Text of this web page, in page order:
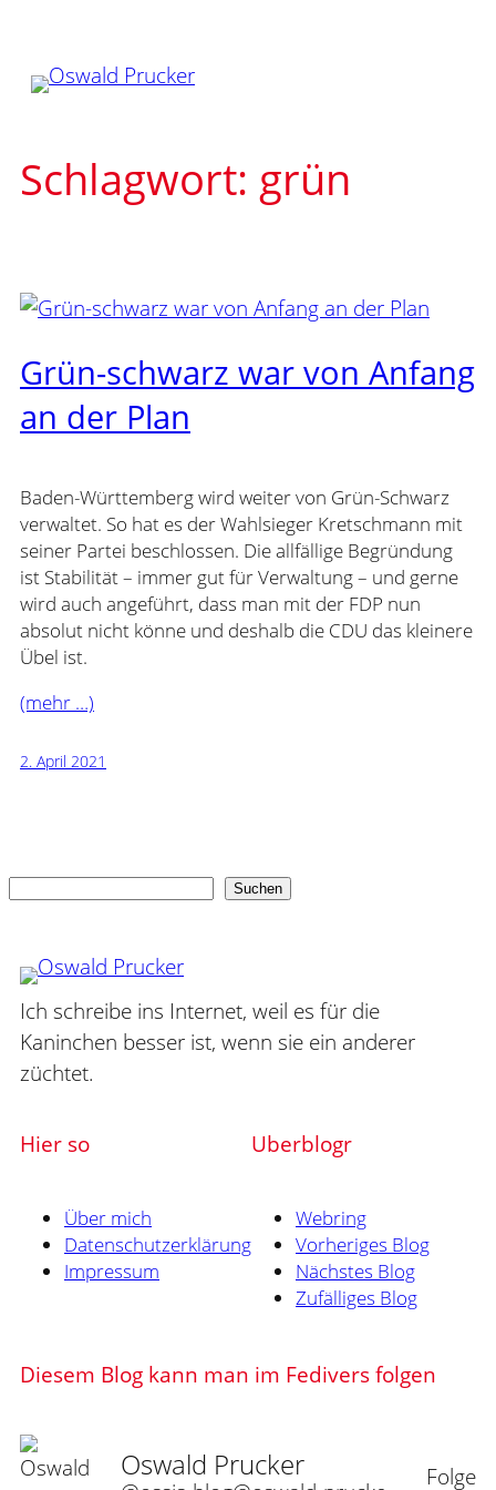
springen
Schlagwort: grün
Grün-schwarz war von Anfang
an der Plan
Baden-Württemberg wird weiter von Grün-Schwarz
verwaltet. So hat es der Wahlsieger Kretschmann mit
seiner Partei beschlossen. Die allfällige Begründung
ist Stabilität – immer gut für Verwaltung – und gerne
wird auch angeführt, dass man mit der FDP nun
absolut nicht könne und deshalb die CDU das kleinere
Übel ist.
(mehr …)
2. April 2021
Suchen
Ich schreibe ins Internet, weil es für die
Kaninchen besser ist, wenn sie ein anderer
züchtet.
Hier so
Über mich
Datenschutzerklärung
Impressum
Uberblogr
Webring
Vorheriges Blog
Nächstes Blog
Zufälliges Blog
Diesem Blog kann man im Fedivers folgen
Oswald Prucker Folge